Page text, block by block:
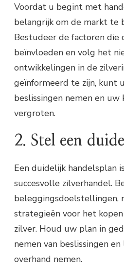
Voordat u begint met
belangrijk om de markt te
Bestudeer de factoren die
beïnvloeden en volg het
ontwikkelingen in de
geïnformeerd te zijn, kunt
beslissingen nemen en uw
vergroten.
2. Stel een
Een duidelijk handelsplan
succesvolle zilverhandel.
beleggingsdoelstellingen,
strategieën voor het
zilver. Houd uw plan in
nemen van beslissingen
overhand nemen.